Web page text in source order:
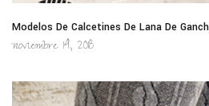
Modelos De Calcetines De Lana De
noviembre 14, 2018